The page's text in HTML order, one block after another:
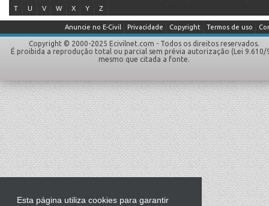
Esta página utiliza cookies para garantir
T
U V W X Y Z
Termos de uso
Copyright
Privacidade
Anuncie no E-Civil
Copyright © 2000-2025 Ecivilnet.com - Todos os direitos reservados.
É proibida a reprodução total ou parcial sem prévia autorização (Lei 9.610/
mesmo que citada a fonte.